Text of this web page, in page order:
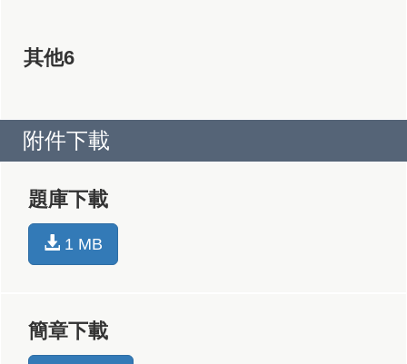
其他6
附件下載
題庫下載
1 MB
簡章下載